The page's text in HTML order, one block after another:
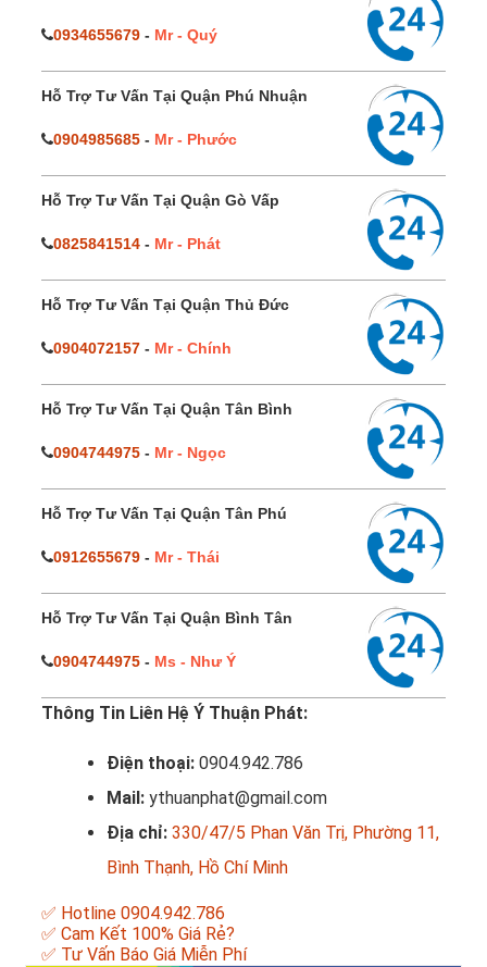
0934655679 - Mr - Quý
Hỗ Trợ Tư Vấn Tại Quận Phú Nhuận
0904985685 - Mr - Phước
Hỗ Trợ Tư Vấn Tại Quận Gò Vấp
0825841514 - Mr - Phát
Hỗ Trợ Tư Vấn Tại Quận Thủ Đức
0904072157 - Mr - Chính
Hỗ Trợ Tư Vấn Tại Quận Tân Bình
0904744975 - Mr - Ngọc
Hỗ Trợ Tư Vấn Tại Quận Tân Phú
0912655679 - Mr - Thái
Hỗ Trợ Tư Vấn Tại Quận Bình Tân
0904744975 - Ms - Như Ý
Thông Tin Liên Hệ Ý Thuận Phát:
Điện thoại: 0904.942.786
Mail: ythuanphat@gmail.com
Địa chỉ: 330/47/5 Phan Văn Trị, Phường 11,
Bình Thạnh, Hồ Chí Minh
✅ Hotline 0904.942.786
✅ Cam Kết 100% Giá Rẻ?
✅ Tư Vấn Báo Giá Miễn Phí